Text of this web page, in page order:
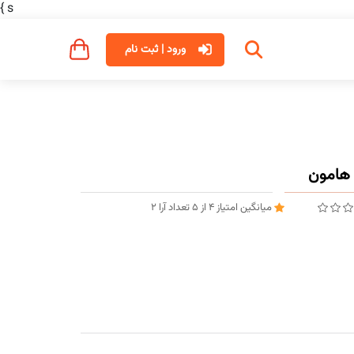
s
}
ورود | ثبت نام
میانگین امتیاز4 از 5تعداد آرا 2